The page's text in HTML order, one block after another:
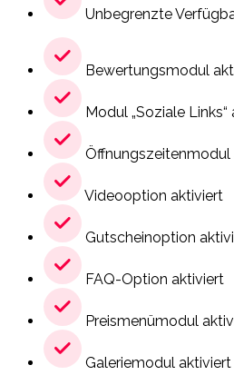
Unbegrenzte
Bewertungsmodul
Modul „Soziale
Öffnungszeitenmodul
Videooption aktiviert
Gutscheinoption
FAQ-Option aktiviert
Preismenümodul
Galeriemodul aktiviert